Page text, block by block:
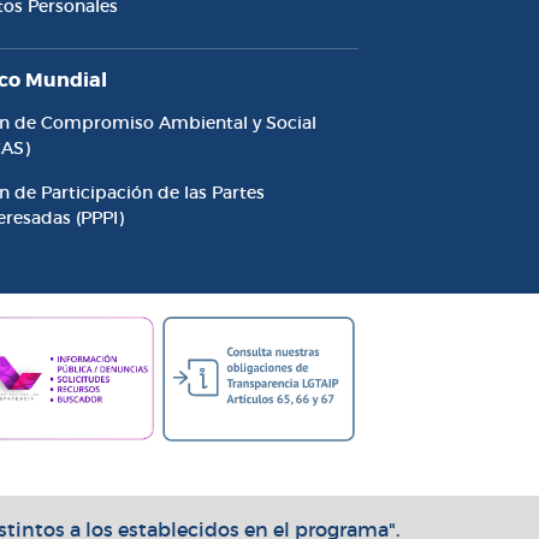
Personales
Mundial
de Compromiso Ambiental y Social
de Participación de las Partes
(PPPI)
a los establecidos en el programa".